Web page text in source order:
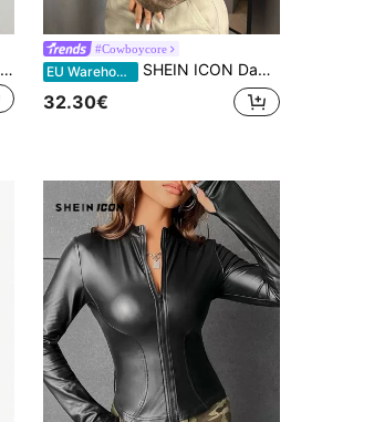
SHEIN Coolane Letter Patched Colorblock Zip Up Crop PU leren jas, dames lente/herfst casual Patched, tape, rits normale mouw opstaande kraag normale pasvorm abrikoos polyurethaan colorblock, letter dames jassen, casual dagelijkse kleding
#Cowboycore
EU Warehouse SHEIN ICON Dames rits cropped herfstkleding dames jas, dames late herfst casual rits normale mouw opstaande kraag normale pasvorm koffie bruin effen dames jassen, casual dagelijkse slijtage
32.30€